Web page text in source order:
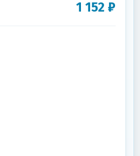
1 152 ₽